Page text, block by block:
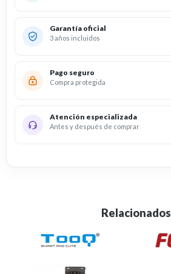
Garantía oficial
3 años incluidos
Pago seguro
Compra protegida
Atención especializada
Antes y después de comprar
Relacionados